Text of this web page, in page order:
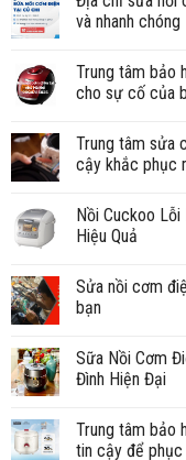
và nhanh chóng
Trung tâm bảo
cho sự cố của
Trung tâm sửa
cậy khắc phục
Nồi Cuckoo Lỗi
Hiệu Quả
Sửa nồi cơm
bạn
Sữa Nồi Cơm
Đình Hiện Đại
Trung tâm bảo
tin cậy để phục